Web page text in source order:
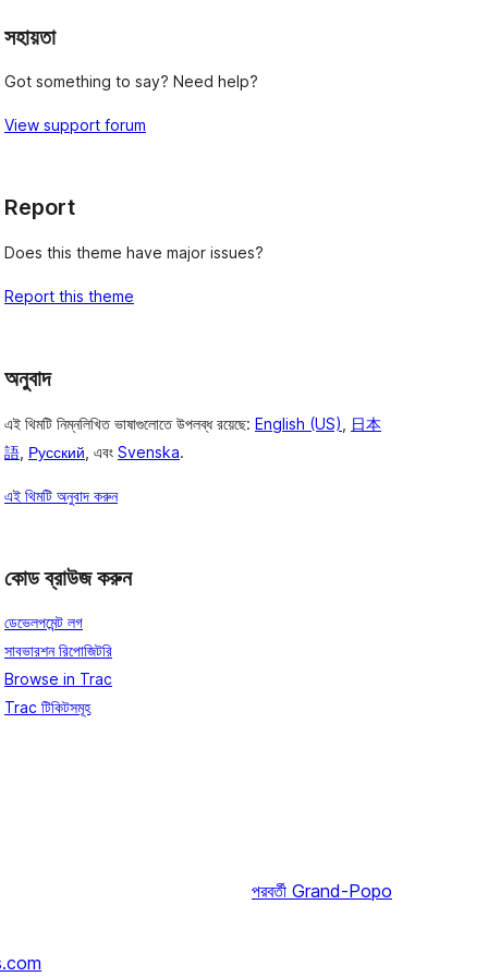
সহায়তা
Got something to say? Need help?
View support forum
Report
Does this theme have major issues?
Report this theme
অনুবাদ
এই থিমটি নিম্নলিখিত ভাষাগুলোতে উপলব্ধ রয়েছে: English (US)
日本
語 Русский , এবং Svenska.
এই থিমটি অনুবাদ করুন
কোড ব্রাউজ করুন
ডেভেলপমেন্ট লগ
সাবভারশন রিপোজিটরি
Browse in Trac
Trac টিকিটসমূহ
পরবর্তী Grand-Popo